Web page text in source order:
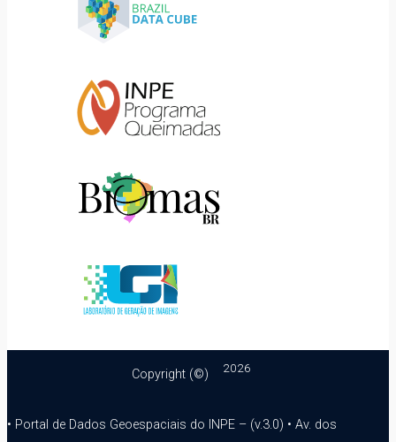
Copyright (©) 2026
• Portal de Dados Geoespaciais do INPE – (v.3.0) • Av. dos